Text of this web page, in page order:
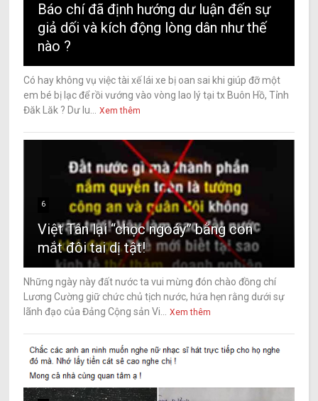
Báo chí đã định hướng dư luận đến sự
giả dối và kích động lòng dân như thế
nào ?
Có hay không vụ việc tài xế lái xe bị oan sai khi giúp đỡ một
em bé bị lạc để rồi vướng vào vòng lao lý tại tx Buôn Hồ, Tỉnh
Đăk Lăk ? Dư lu...
Xem thêm
6
Việt Tân lại “chọc ngoáy” bằng con
mắt đôi tai dị tật!
Những ngày này đất nước ta vui mừng đón chào đồng chí
Lương Cường giữ chức chủ tịch nước, hứa hẹn rằng dưới sự
lãnh đạo của Đảng Cộng sản Vi...
Xem thêm